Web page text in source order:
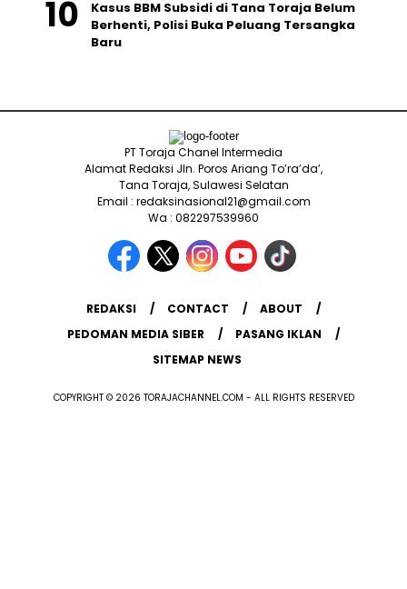
Kasus BBM Subsidi di Tana Toraja Belum
Berhenti, Polisi Buka Peluang Tersangka
Baru
PT Toraja Chanel Intermedia
Alamat Redaksi Jln. Poros Ariang To’ra’da’,
Tana Toraja, Sulawesi Selatan
Email : redaksinasional21@gmail.com
Wa : 082297539960
REDAKSI CONTACT
ABOUT
PEDOMAN MEDIA SIBER
PASANG IKLAN
SITEMAP NEWS
COPYRIGHT © 2026 TORAJACHANNEL.COM - ALL RIGHTS RESERVED